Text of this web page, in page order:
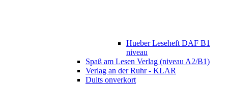
Hueber Leseheft DAF B1
niveau
Spaß am Lesen Verlag (niveau A2/B1)
Verlag an der Ruhr - KLAR
Duits onverkort